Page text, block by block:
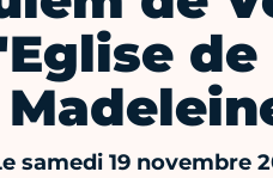
de
samedi 19 novembre